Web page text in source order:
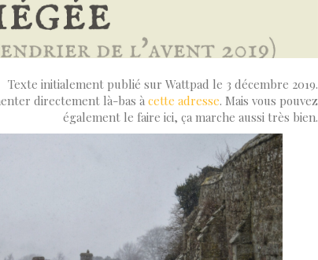
Texte initialement publié sur Wattpad le 3 décembre 2019.
directement là-bas à cette adresse. Mais vous pouvez
également le faire ici, ça marche aussi très bien.